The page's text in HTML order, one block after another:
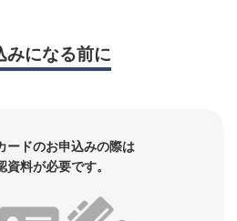
みになる前に
ードのお申込みの際は
資料が必要です。